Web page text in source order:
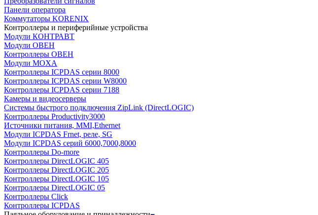
Панели оператора
Коммутаторы KORENIX
Контроллеры и периферийные устройства
Модули КОНТРАВТ
Модули ОВЕН
Контроллеры ОВЕН
Модули MOXA
Контроллеры ICPDAS серии 8000
Контроллеры ICPDAS серии W8000
Контроллеры ICPDAS серии 7188
Камеры и видеосерверы
Системы быстрого подключения ZipLink (DirectLOGIC)
Контроллеры Productivity3000
Источники питания, MMI,Ethernet
Модули ICPDAS Frnet, реле, SG
Модули ICPDAS серий 6000,7000,8000
Контроллеры Do-more
Контроллеры DirectLOGIC 405
Контроллеры DirectLOGIC 205
Контроллеры DirectLOGIC 105
Контроллеры DirectLOGIC 05
Контроллеры Click
Контроллеры ICPDAS